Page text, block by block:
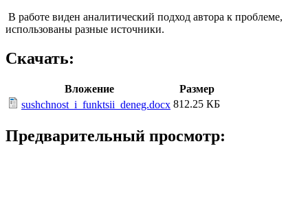
В работе виден аналитический подход автора к проблеме,
использованы разные источники.
Скачать:
Вложение
Размер
sushchnost_i_funktsii_deneg.docx 812.25 КБ
Предварительный просмотр: